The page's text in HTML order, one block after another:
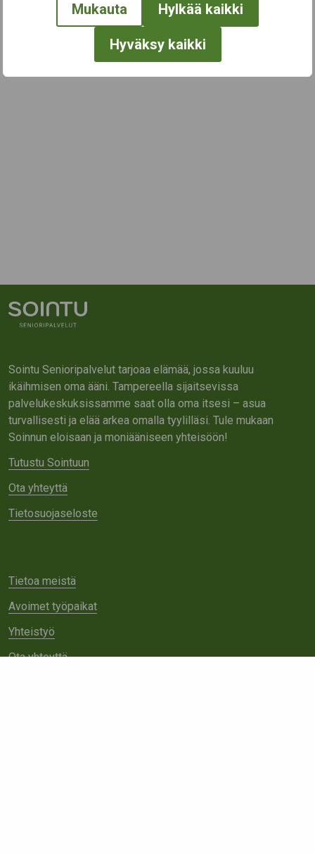
Mukauta Hylkää kaikki
Hyväksy kaikki
← Näytä kaikki tapahtumat
Sointu Senioripalvelut tarjoaa elämää, jossa kuuluu
ikäihmisen oma ääni. Tampereella sijaitsevissa
palvelukeskuksissamme saat olla oma itsesi – asua
turvallisesti ja elää arkea omalla tyylilläsi. Tule mukaan
Soinnun eloisaan ja moniääniseen yhteisöön!
Tutustu Sointuun
Ota yhteyttä
Tietosuojaseloste
Tietoa meistä
Avoimet työpaikat
Yhteistyö
Ota yhteyttä